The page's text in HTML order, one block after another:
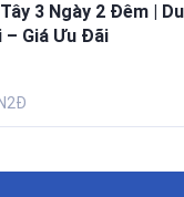
3 Ngày 2 Đêm | Du
– Giá Ưu Đãi